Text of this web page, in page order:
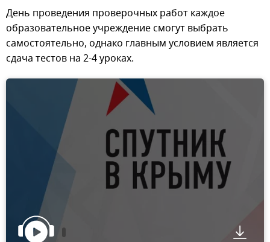
День проведения проверочных работ каждое
образовательное учреждение смогут выбрать
самостоятельно, однако главным условием является
сдача тестов на 2-4 уроках.